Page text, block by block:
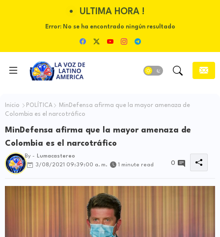
ULTIMA HORA !
Error:No se ha encontrado ningún resultado
Inicio POLÍTICA
MinDefensa afirma que la mayor amenaza de
Colombia es el narcotráfico
MinDefensa afirma que la mayor amenaza de
Colombia es el narcotráfico
By -
Lumacastereo
3/08/2021 09:39:00 a. m.
1 minute read 0